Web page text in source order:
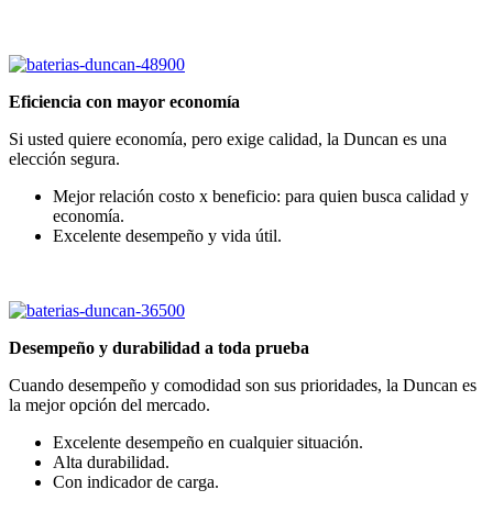
Eficiencia con mayor economía
Si usted quiere economía, pero exige calidad, la Duncan es una
elección segura.
Mejor relación costo x beneficio: para quien busca calidad y
economía.
Excelente desempeño y vida útil.
Desempeño y durabilidad a toda prueba
Cuando desempeño y comodidad son sus prioridades, la Duncan es
la mejor opción del mercado.
Excelente desempeño en cualquier situación.
Alta durabilidad.
Con indicador de carga.